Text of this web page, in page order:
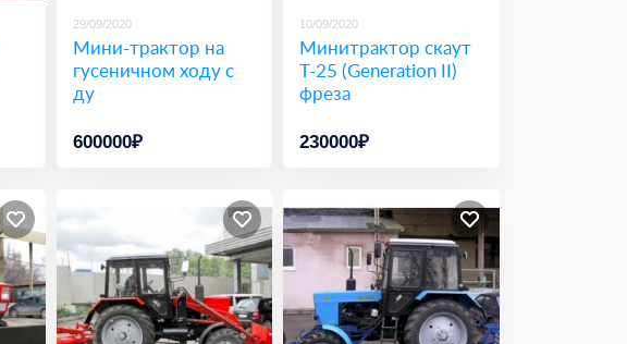
29/09/2020
Мини-трактор на
гусеничном ходу с
ду
600000₽
10/09/2020
Минитрактор скаут
T-25 (Generation II)
фреза
230000₽